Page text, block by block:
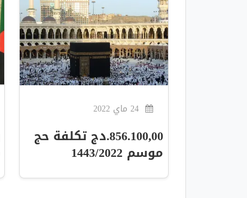
856.100,00.دج تكلفة حج
موسم 1443/2022